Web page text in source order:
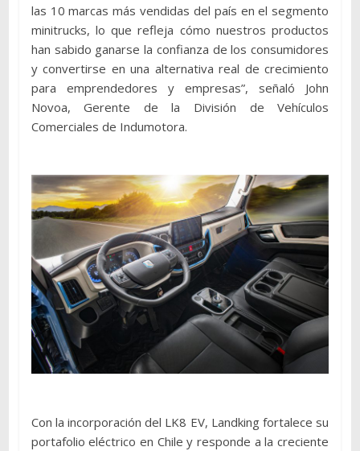
las 10 marcas más vendidas del país en el segmento
minitrucks, lo que refleja cómo nuestros productos
han sabido ganarse la confianza de los consumidores
y convertirse en una alternativa real de crecimiento
para emprendedores y empresas”, señaló John
Novoa, Gerente de la División de Vehículos
Comerciales de Indumotora.
Con la incorporación del LK8 EV, Landking fortalece su
portafolio eléctrico en Chile y responde a la creciente